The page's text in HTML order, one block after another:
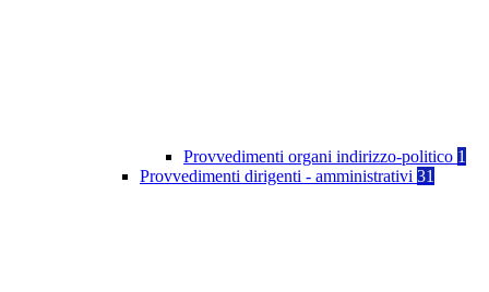
Provvedimenti organi indirizzo-politico 1
Provvedimenti dirigenti - amministrativi 31